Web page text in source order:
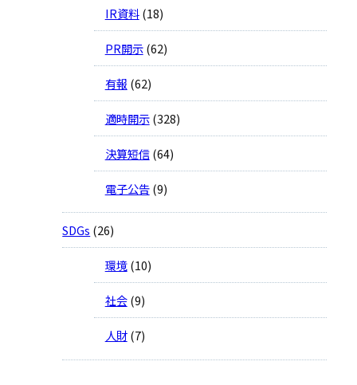
IR資料(18)
PR開示(62)
有報 (62)
適時開示(328)
決算短信(64)
電子公告(9)
SDGs (26)
環境(10)
社会(9)
人財(7)